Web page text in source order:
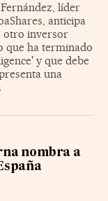
líder
anticipa
otro inversor
que ha terminado
y que debe
una
nombra a